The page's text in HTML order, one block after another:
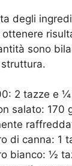
degli
ottenere
sono
2 tazze e ¼
salato: 170
di canna: 1
bianco: ½